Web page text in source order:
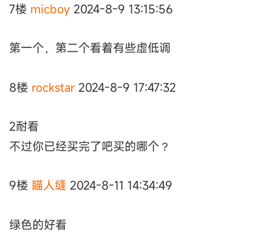
7楼 micboy 2024-8-9 13:15:56
第一个，第二个看着有些虚低调
8楼 rockstar 2024-8-9 17:47:32
2耐看
不过你已经买完了吧买的哪个？
9楼 瞄人缝 2024-8-11 14:34:49
绿色的好看